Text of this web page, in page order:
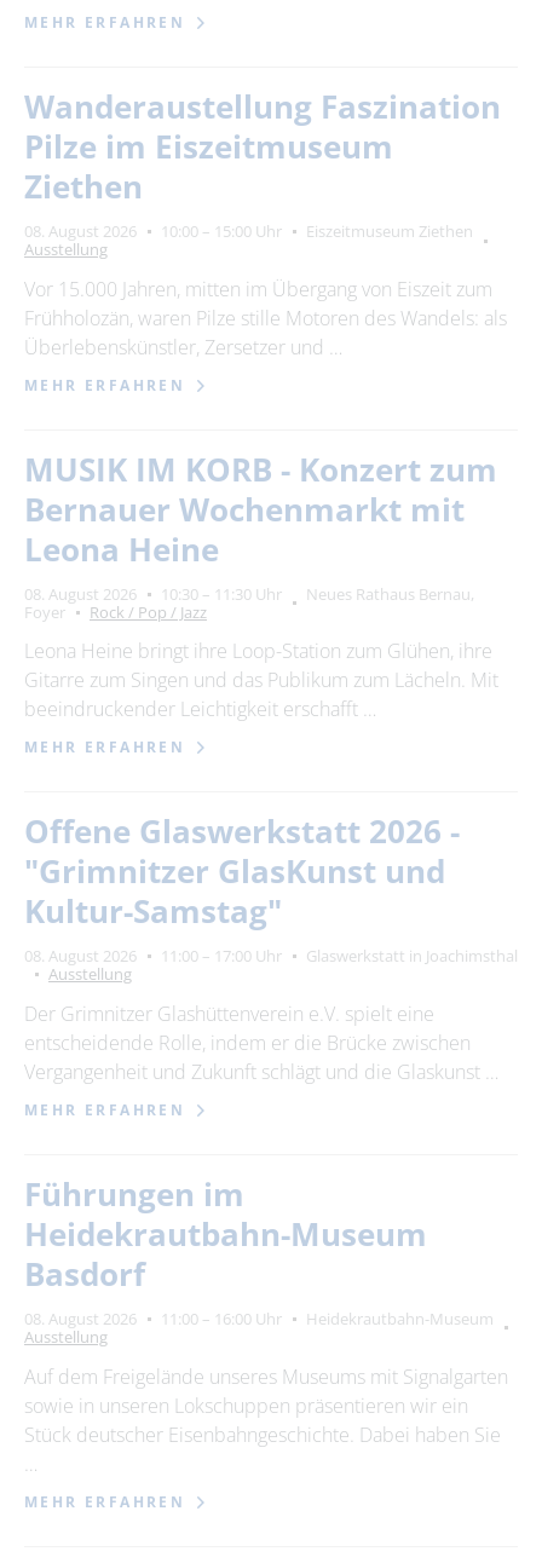
MEHR ERFAHREN
Wanderaustellung Faszination
Pilze im Eiszeitmuseum
Ziethen
08. August 2026 10:00 – 15:00 Uhr
Eiszeitmuseum Ziethen
Ausstellung
Vor 15.000 Jahren, mitten im Übergang von Eiszeit zum
Frühholozän, waren Pilze stille Motoren des Wandels: als
Überlebenskünstler, Zersetzer und …
MEHR ERFAHREN
MUSIK IM KORB - Konzert zum
Bernauer Wochenmarkt mit
Leona Heine
08. August 2026 10:30 – 11:30 Uhr
Neues Rathaus Bernau,
Foyer
Rock / Pop / Jazz
Leona Heine bringt ihre Loop-Station zum Glühen, ihre
Gitarre zum Singen und das Publikum zum Lächeln. Mit
beeindruckender Leichtigkeit erschafft …
MEHR ERFAHREN
Offene Glaswerkstatt 2026 -
"Grimnitzer GlasKunst und
Kultur-Samstag"
08. August 2026 11:00 – 17:00 Uhr
Glaswerkstatt in Joachimsthal
Ausstellung
Der Grimnitzer Glashüttenverein e.V. spielt eine
entscheidende Rolle, indem er die Brücke zwischen
Vergangenheit und Zukunft schlägt und die Glaskunst …
MEHR ERFAHREN
Führungen im
Heidekrautbahn-Museum
Basdorf
08. August 2026 11:00 – 16:00 Uhr
Heidekrautbahn-Museum
Ausstellung
Auf dem Freigelände unseres Museums mit Signalgarten
sowie in unseren Lokschuppen präsentieren wir ein
Stück deutscher Eisenbahngeschichte. Dabei haben Sie
…
MEHR ERFAHREN